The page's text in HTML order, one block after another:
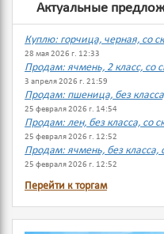
Актуальные
Куплю: горчица, черная, со
28 мая 2026 г. 12:33
Продам: ячмень, 2 класс, со
3 апреля 2026 г. 21:59
Продам: пшеница, без
25 февраля 2026 г. 14:54
Продам: лен, без класса, со
25 февраля 2026 г. 12:52
Продам: ячмень, без класса,
25 февраля 2026 г. 12:52
Перейти к торгам